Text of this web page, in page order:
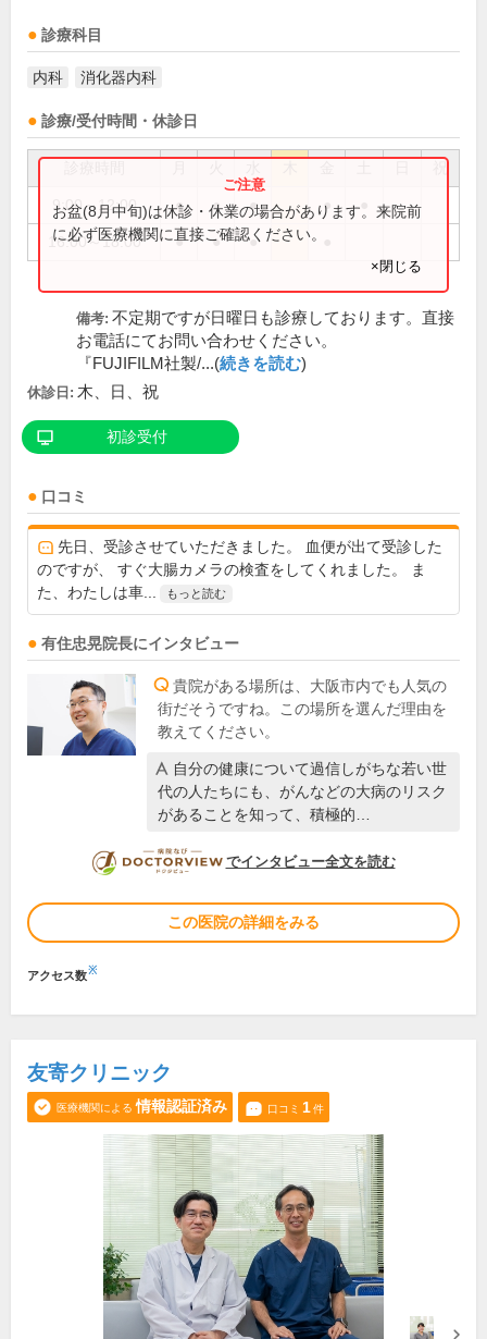
診療科目
内科 消化器内科
診療/受付時間・休診日
9:00～12:00 ● ● ● ●
16:00～18:00 ● ● ●
お盆(8月中旬)は休診・休業の場合があります。来院前
に必ず医療機関に直接ご確認ください。
×閉じる
備考: 不定期ですが日曜日も診療しております。直接
お電話にてお問い合わせください。
『FUJIFILM社製/...(続きを読む)
休診日: 木、日、祝
初診受付
口コミ
先日、受診させていただきました。 血便が出て受診した
のですが、 すぐ大腸カメラの検査をしてくれました。 ま
た、わたしは車...
もっと読む
有住忠晃院長にインタビュー
貴院がある場所は、大阪市内でも人気の
街だそうですね。この場所を選んだ理由を
教えてください。
自分の健康について過信しがちな若い世
代の人たちにも、がんなどの大病のリスク
があることを知って、積極的…
DOCTORVIEW
でインタビュー全文を読む
この医院の詳細をみる
アクセス数※
友寄クリニック
医療機関による 情報認証済み 口コミ 1件